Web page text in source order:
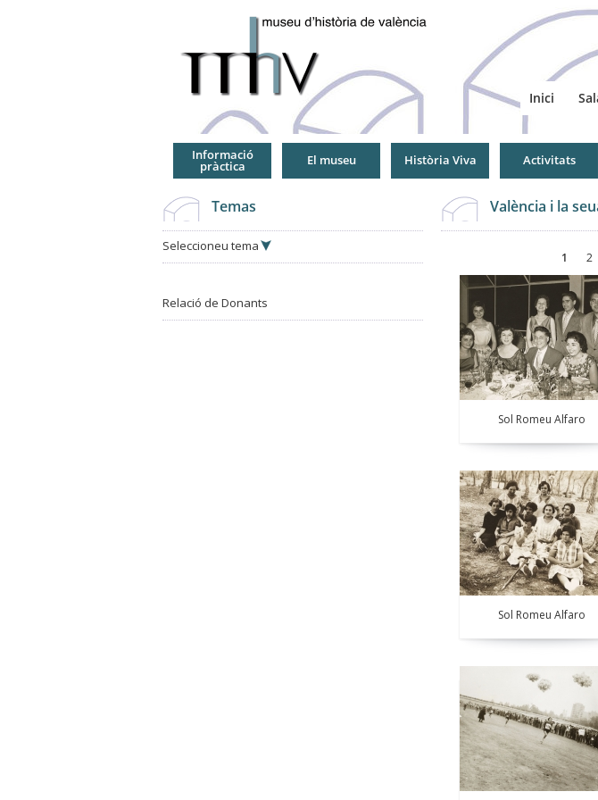
Inici
Informació
pràctica El museu Història Viva Activitats
Temas
Seleccioneu tema
Relació de Donants
València i la
1 2
Sol Romeu Alfaro
Sol Romeu Alfaro
Pàgines